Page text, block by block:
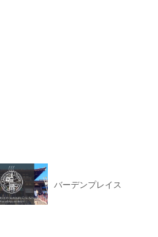
バーデンプレイス